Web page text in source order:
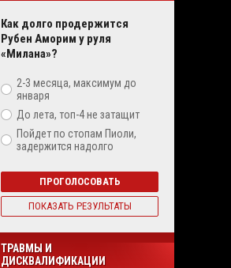
Как долго продержится
Рубен Аморим у руля
«Милана»?
2-3 месяца, максимум до
января
До лета, топ-4 не затащит
Пойдет по стопам Пиоли,
задержится надолго
ПРОГОЛОСОВАТЬ
ПОКАЗАТЬ РЕЗУЛЬТАТЫ
ТРАВМЫ И
ДИСКВАЛИФИКАЦИИ